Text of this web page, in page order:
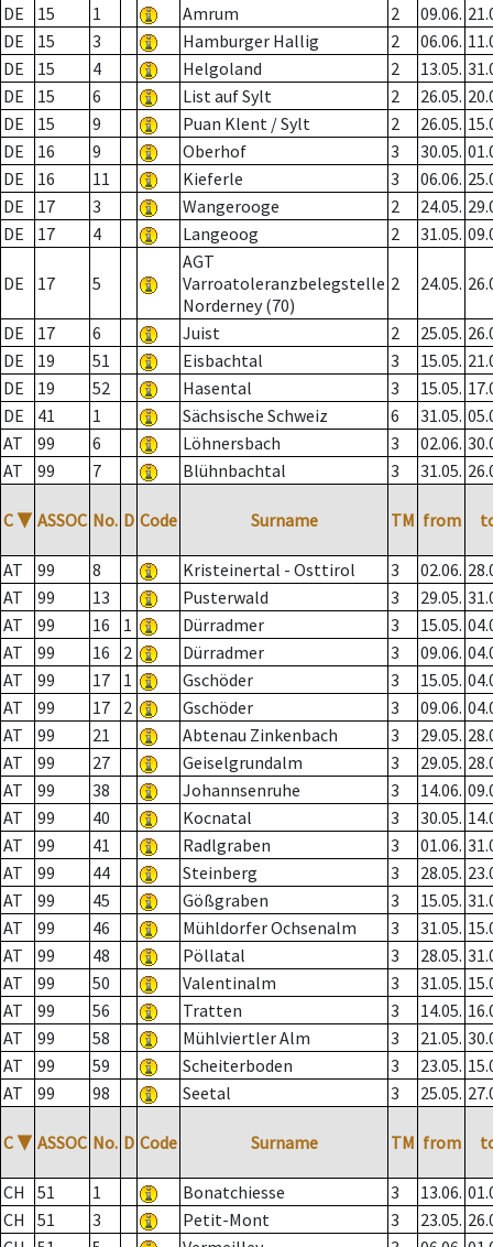
DE
15 1 Amrum 2 09.06.
DE
15 3 Hamburger Hallig 2 06.06.
DE
15 4 Helgoland 2 13.05.
DE
15 6 List auf Sylt 2 26.05.
DE
15 9 Puan Klent / Sylt 2 26.05.
DE
16 9 Oberhof 3 30.05.
DE
16 11 Kieferle 3 06.06.
DE
17 3 Wangerooge 2 24.05.
DE
17 4 Langeoog 2 31.05.
DE 17 5
AGT
Varroatoleranzbelegstelle
Norderney (70)
2 24.05.
DE 17 6 Juist 2 25.05.
DE
19 51 Eisbachtal 3 15.05.
DE
19 52 Hasental 3 15.05.
DE
41 1 Sächsische Schweiz 6 31.05.
AT
99 6 Löhnersbach 3 02.06.
AT
99 7 Blühnbachtal 3 31.05.
C ▼ ASSOC No. D Code Surname TM from
AT 99 8 Kristeinertal - Osttirol 3 02.06.
AT
99 13 Pusterwald 3 29.05.
AT
99 16 1 Dürradmer 3 15.05.
AT
99 16 2 Dürradmer 3 09.06.
AT
99 17 1 Gschöder 3 15.05.
AT
99 17 2 Gschöder 3 09.06.
AT
99 21 Abtenau Zinkenbach 3 29.05.
AT
99 27 Geiselgrundalm 3 29.05.
AT
99 38 Johannsenruhe 3 14.06.
AT
99 40 Kocnatal 3 30.05.
AT
99 41 Radlgraben 3 01.06.
AT
99 44 Steinberg 3 28.05.
AT
99 45 Gößgraben 3 15.05.
AT
99 46 Mühldorfer Ochsenalm 3 31.05.
AT
99 48 Pöllatal 3 28.05.
AT
99 50 Valentinalm 3 31.05.
AT
99 56 Tratten 3 14.05.
AT
99 58 Mühlviertler Alm 3 21.05.
AT
99 59 Scheiterboden 3 23.05.
AT
99 98 Seetal 3 25.05.
C ▼ ASSOC No. D Code Surname TM from
CH 51 1 Bonatchiesse 3 13.06.
CH
51 3 Petit-Mont 3 23.05.